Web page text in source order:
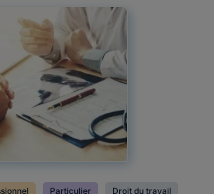
Particulier Droit du travail